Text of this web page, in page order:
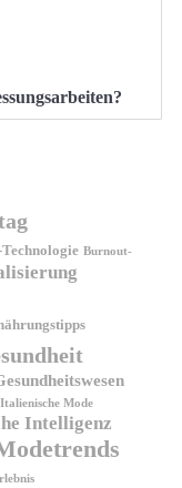
Burnout-
Italienische Mode
Intelligenz